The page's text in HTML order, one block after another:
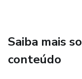
Saiba mais
conteúdo